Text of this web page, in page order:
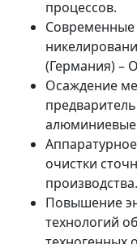
процессов.
Современные
(Германия) –
Осаждение
алюминиевые
очистки
производства.
Повышение
технологий